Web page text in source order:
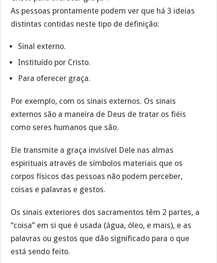
As pessoas prontamente podem ver que há 3 ideias
distintas contidas neste tipo de definição:
Sinal externo.
Instituído por Cristo.
Para oferecer graça.
Por exemplo, com os sinais externos. Os sinais
externos são a maneira de Deus de tratar os fiéis
como seres humanos que são.
Ele transmite a graça invisível Dele nas almas
espirituais através de símbolos materiais que os
corpos físicos das pessoas não podem perceber,
coisas e palavras e gestos.
Os sinais exteriores dos sacramentos têm 2 partes, a
“coisa” em si que é usada (água, óleo, e mais), e as
palavras ou gestos que dão significado para o que
está sendo feito.